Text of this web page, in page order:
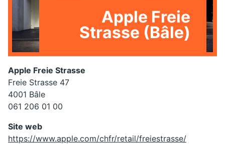
Apple Freie
Strasse (Bâle)
Apple Freie Strasse
Freie Strasse 47
4001 Bâle
061 206 01 00
Site web
https://www.apple.com/chfr/retail/freiestrasse/